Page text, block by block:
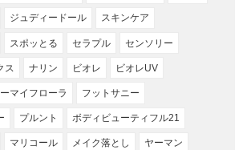
ジュディードール スキンケア
スポッとる セラプル センソリー
ス ナリン ビオレ ビオレUV
マイフローラ フットサニー
プルント ボディビューティフル21
マリコール メイク落とし ヤーマン